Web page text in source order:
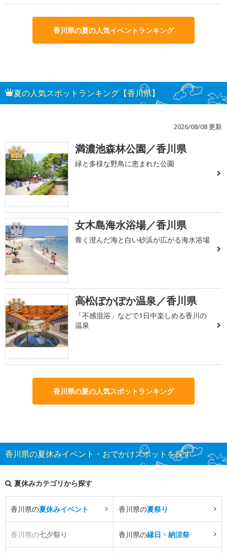
香川県の夏の人気イベントランキング
夏の人気スポットランキング【香川県】
2026/08/08 更新
1 満濃池森林公園／香川県
緑と多様な野鳥に恵まれた公園
2 女木島海水浴場／香川県
青く澄んだ海と白い砂浜が広がる海水浴場
3 高松ぽかぽか温泉／香川県
「不感混浴」などで1日中楽しめる香川の
温泉
香川県の夏の人気スポットランキング
香川県の夏休みイベント・おでかけスポットを探す
夏休みカテゴリから探す
香川県の夏休みイベント 香川県の夏祭り
香川県の七夕祭り 香川県の縁日・納涼祭